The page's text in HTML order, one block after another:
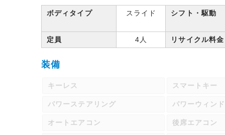
ボディタイプ スライド シフト・駆動
定員 4人 リサイクル料金
装備
キーレス スマートキー
パワーステアリング パワーウィン
オートエアコン 後席エアコン